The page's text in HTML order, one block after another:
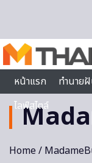
หน้าแรก
ทำนาย
ไลฟ์สไตล์
Home/